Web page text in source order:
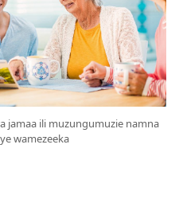
jamaa ili muzungumuzie namna
wamezeeka